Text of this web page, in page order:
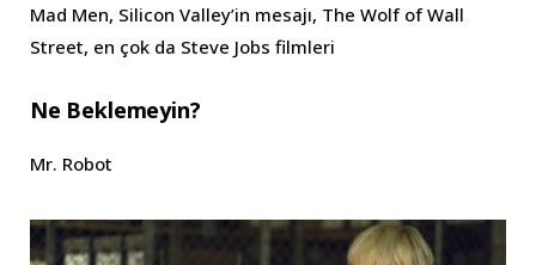
Mad Men, Silicon Valley’in mesajı, The Wolf of Wall
Street, en çok da Steve Jobs filmleri
Ne Beklemeyin?
Mr. Robot